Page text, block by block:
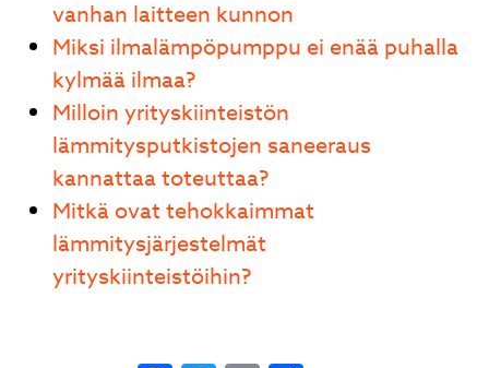
vanhan laitteen kunnon
Miksi ilmalämpöpumppu ei enää puhalla
kylmää ilmaa?
Milloin yrityskiinteistön
lämmitysputkistojen saneeraus
kannattaa toteuttaa?
Mitkä ovat tehokkaimmat
lämmitysjärjestelmät
yrityskiinteistöihin?